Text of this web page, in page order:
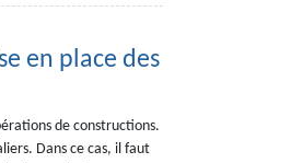
en place des
de constructions.
Dans ce cas, il faut